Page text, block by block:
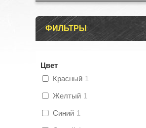
ФИЛЬТРЫ
Цвет
Красный 1
Желтый 1
Синий 1